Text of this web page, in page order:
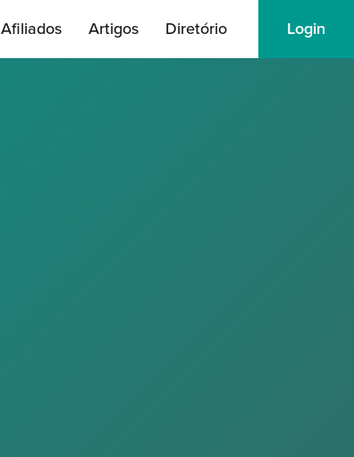
Afiliados Artigos Diretório Login